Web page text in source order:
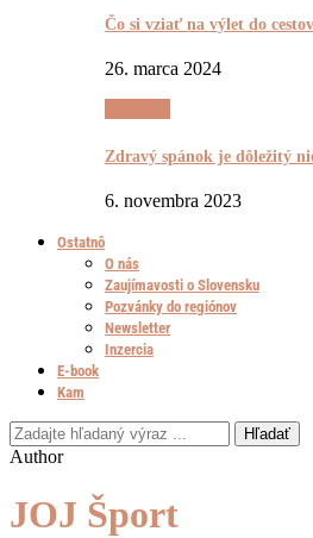
Čo si vziať na výlet do
26. marca 2024
Zdravý spánok je dôležitý
6. novembra 2023
Ostatnô
O nás
Zaujímavosti o Slovensku
Pozvánky do regiónov
Newsletter
Inzercia
E-book
Kam
Hľadať
Author
JOJ Šport